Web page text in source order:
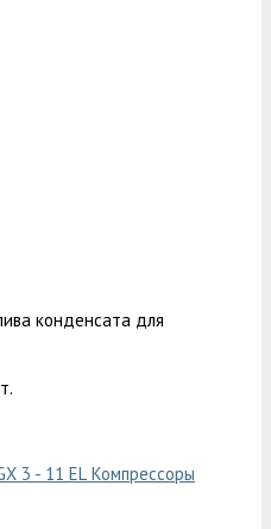
конденсата для
Компрессоры